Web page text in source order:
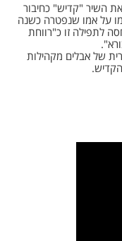
את השיר "קדיש" כחיבור
על אמו שנפטרה כשנה
לתפילה זו כ"רווחת
של אבלים מקהילות
הקדיש.